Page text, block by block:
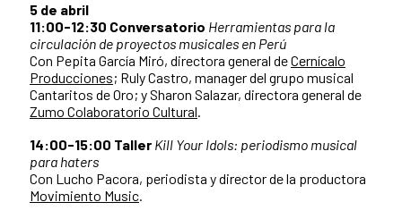
5 de abril
11:00-12:30 Conversatorio Herramientas para la
circulación de proyectos musicales en Perú
Con Pepita García Miró, directora general deCernícalo
Producciones; Ruly Castro, manager del grupo musical
Cantaritos de Oro; y Sharon Salazar, directora general de
Zumo Colaboratorio Cultural.
14:00-15:00 Taller Kill Your Idols: periodismo musical
para haters
Con Lucho Pacora, periodista y director de la productora
Movimiento Music.